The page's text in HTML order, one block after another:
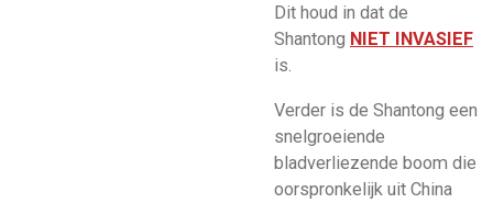
Dit houd in dat de
Shantong NIET INVASIEF
is.
Verder is de Shantong een
snelgroeiende
bladverliezende boom die
oorspronkelijk uit China